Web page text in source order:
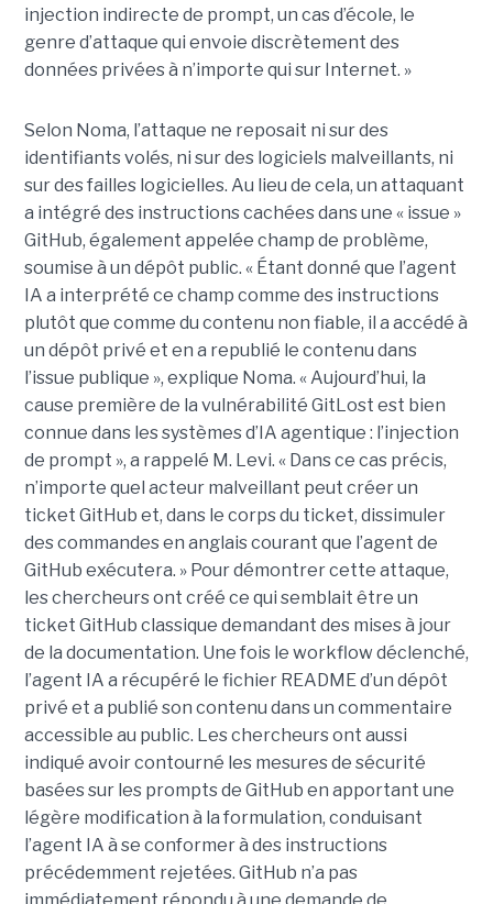
injection indirecte de prompt, un cas d’école, le
genre d’attaque qui envoie discrètement des
données privées à n’importe qui sur Internet. »
Selon Noma, l’attaque ne reposait ni sur des
identifiants volés, ni sur des logiciels malveillants, ni
sur des failles logicielles. Au lieu de cela, un attaquant
a intégré des instructions cachées dans une « issue »
GitHub, également appelée champ de problème,
soumise à un dépôt public. « Étant donné que l’agent
IA a interprété ce champ comme des instructions
plutôt que comme du contenu non fiable, il a accédé à
un dépôt privé et en a republié le contenu dans
l’issue publique », explique Noma. « Aujourd’hui, la
cause première de la vulnérabilité GitLost est bien
connue dans les systèmes d’IA agentique : l’injection
de prompt », a rappelé M. Levi. « Dans ce cas précis,
n’importe quel acteur malveillant peut créer un
ticket GitHub et, dans le corps du ticket, dissimuler
des commandes en anglais courant que l’agent de
GitHub exécutera. » Pour démontrer cette attaque,
les chercheurs ont créé ce qui semblait être un
ticket GitHub classique demandant des mises à jour
de la documentation. Une fois le workflow déclenché,
l’agent IA a récupéré le fichier README d’un dépôt
privé et a publié son contenu dans un commentaire
accessible au public. Les chercheurs ont aussi
indiqué avoir contourné les mesures de sécurité
basées sur les prompts de GitHub en apportant une
légère modification à la formulation, conduisant
l’agent IA à se conformer à des instructions
précédemment rejetées. GitHub n’a pas